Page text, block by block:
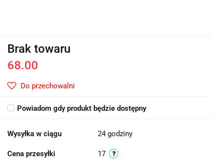
Brak towaru
68.00
Do przechowalni
Powiadom gdy produkt będzie dostępny
Wysyłka w ciągu 24 godziny
Cena przesyłki 17